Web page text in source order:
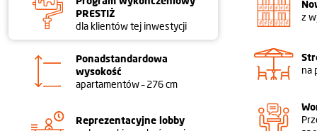
PRESTIŻ
dla klientów tej inwestycji
Ponadstandardowa
wysokość
apartamentów – 276 cm
Reprezentacyjne lobby
z
na